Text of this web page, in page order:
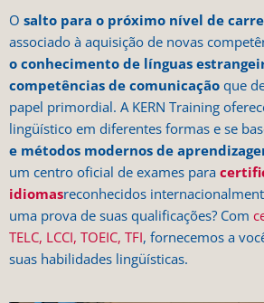
O salto para o próximo nível de
associado à aquisição de novas
o conhecimento de línguas
competências de comunicaçãoque
papel primordial. A KERN Training
lingüístico em diferentes formas e se
e métodos modernos de
um centro oficial de exames para
idiomasreconhecidos
uma prova de suas qualificações? Com
TELC, LCCI, TOEIC, TFI, fornecemos a
suas habilidades lingüísticas.